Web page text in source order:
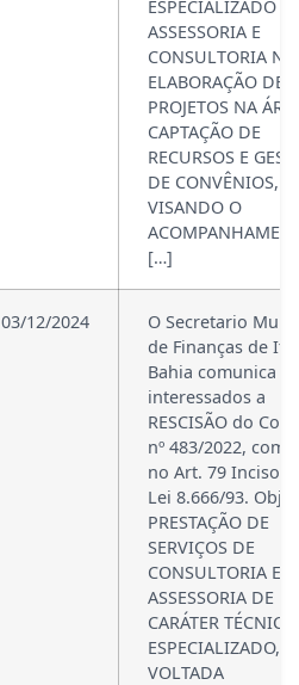
ESPECIALIZADO
ASSESSORIA E
CONSULTORIA NA
ELABORAÇÃO DE
PROJETOS NA
CAPTAÇÃO DE
RECURSOS E
DE CONVÊNIOS,
VISANDO O
[…]
03/12/2024
O Secretario
de Finanças de
Bahia comunica
interessados a
RESCISÃO do
nº 483/2022, com
no Art. 79 Inciso
Lei 8.666/93.
PRESTAÇÃO DE
SERVIÇOS DE
CONSULTORIA E
ASSESSORIA DE
CARÁTER
ESPECIALIZADO,
VOLTADA